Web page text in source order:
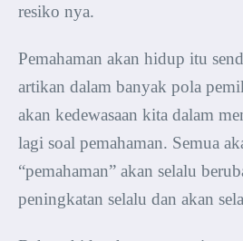
resiko nya.
Pemahaman akan hidup itu
artikan dalam banyak pola
akan kedewasaan kita dalam
lagi soal pemahaman. Semua
“pemahaman” akan selalu
peningkatan selalu dan akan